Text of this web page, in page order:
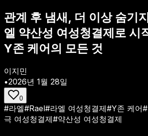
관계 후 냄새, 더 이상 숨기
엘 약산성 여성청결제로 시
Y존 케어의 모든 것
이지민
•2026년 1월 28일
0
#라엘#Rael#라엘 여성청결제#Y존 케어#
극 여성청결제#약산성 여성청결제